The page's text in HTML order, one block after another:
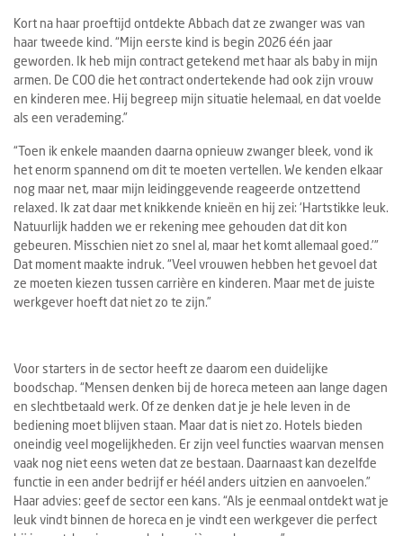
Kort na haar proeftijd ontdekte Abbach dat ze zwanger was van
haar tweede kind. “Mijn eerste kind is begin 2026 één jaar
geworden. Ik heb mijn contract getekend met haar als baby in mijn
armen. De COO die het contract ondertekende had ook zijn vrouw
en kinderen mee. Hij begreep mijn situatie helemaal, en dat voelde
als een verademing.”
“Toen ik enkele maanden daarna opnieuw zwanger bleek, vond ik
het enorm spannend om dit te moeten vertellen. We kenden elkaar
nog maar net, maar mijn leidinggevende reageerde ontzettend
relaxed. Ik zat daar met knikkende knieën en hij zei: ‘Hartstikke leuk.
Natuurlijk hadden we er rekening mee gehouden dat dit kon
gebeuren. Misschien niet zo snel al, maar het komt allemaal goed.’”
Dat moment maakte indruk. “Veel vrouwen hebben het gevoel dat
ze moeten kiezen tussen carrière en kinderen. Maar met de juiste
werkgever hoeft dat niet zo te zijn.”
Voor starters in de sector heeft ze daarom een duidelijke
boodschap. “Mensen denken bij de horeca meteen aan lange dagen
en slechtbetaald werk. Of ze denken dat je je hele leven in de
bediening moet blijven staan. Maar dat is niet zo. Hotels bieden
oneindig veel mogelijkheden. Er zijn veel functies waarvan mensen
vaak nog niet eens weten dat ze bestaan. Daarnaast kan dezelfde
functie in een ander bedrijf er héél anders uitzien en aanvoelen.”
Haar advies: geef de sector een kans. “Als je eenmaal ontdekt wat je
leuk vindt binnen de horeca en je vindt een werkgever die perfect